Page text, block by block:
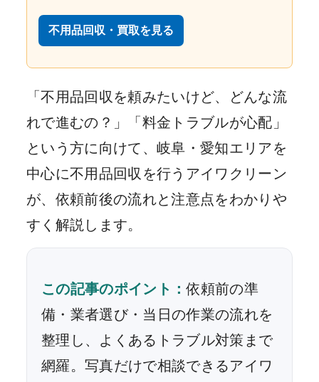
不用品回収・買取を見る
「不用品回収を頼みたいけど、どんな流
れで進むの？」「料金トラブルが心配」
という方に向けて、岐阜・愛知エリアを
中心に不用品回収を行うアイワクリーン
が、依頼前後の流れと注意点をわかりや
すく解説します。
この記事のポイント：依頼前の準
備・業者選び・当日の作業の流れを
整理し、よくあるトラブル対策まで
網羅。写真だけで相談できるアイワ